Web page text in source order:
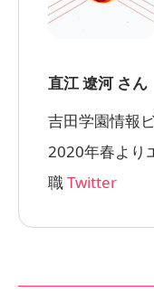
直江 遼河 さん
吉田学園情報
2020年春より
職Twitter